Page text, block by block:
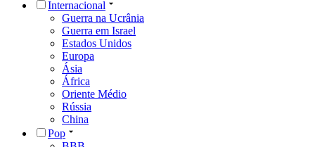
Internacional
Guerra na Ucrânia
Guerra em Israel
Estados Unidos
Europa
Ásia
África
Oriente Médio
Rússia
China
Pop